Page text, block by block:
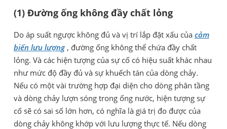
(1) Đường ống không đầy chất lỏng
Do áp suất ngược không đủ và vị trí lắp đặt xấu của cảm
biến lưu lượng, đường ống không thể chứa đầy chất
lỏng. Và các hiện tượng của sự cố có hiệu suất khác nhau
như mức độ đầy đủ và sự khuếch tán của dòng chảy.
Nếu có một vài trường hợp đại diện cho dòng phân tầng
và dòng chảy lượn sóng trong ống nước, hiện tượng sự
cố sẽ có sai số lớn hơn, có nghĩa là giá trị đo được của
dòng chảy không khớp với lưu lượng thực tế. Nếu dòng